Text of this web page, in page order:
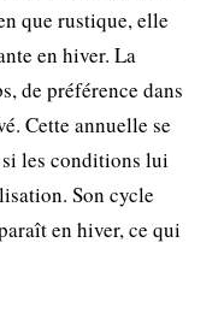
que rustique, elle
en hiver. La
de préférence dans
Cette annuelle se
les conditions lui
Son cycle
en hiver, ce qui